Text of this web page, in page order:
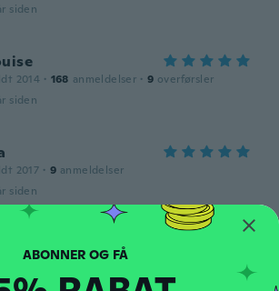
siden
2014 · 168 anmeldelser · 9 overførsler
siden
2017 · 9 anmeldelser
siden
2017 · 40 anmeldelser
siden